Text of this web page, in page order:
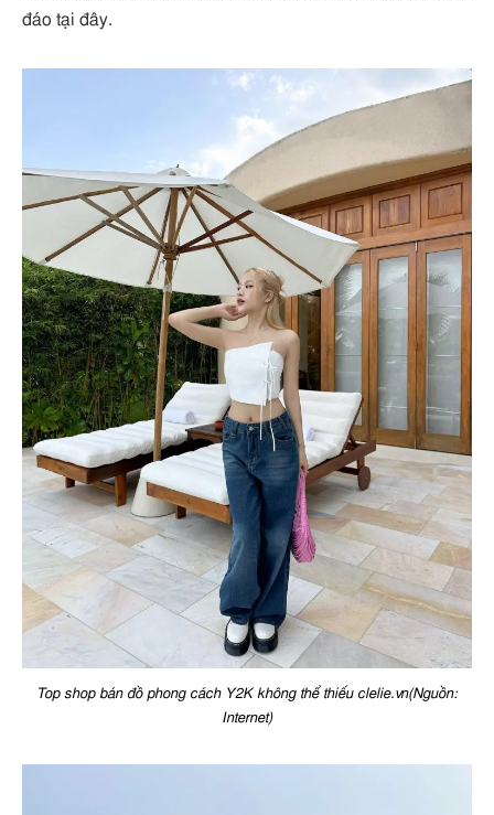
đáo tại đây.
Top shop bán đồ phong cách Y2K không thể thiếu clelie.vn(Nguồn:
Internet)